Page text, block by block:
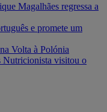
Magalhães regressa a
e promete um
Volta à Polónia
Nutricionista visitou o